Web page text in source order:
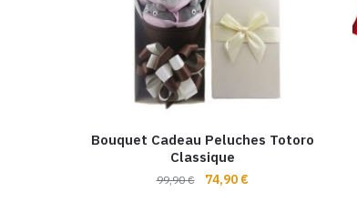
Bouquet Cadeau Peluches Totoro
Classique
99,90€
Le
74,90 €Le